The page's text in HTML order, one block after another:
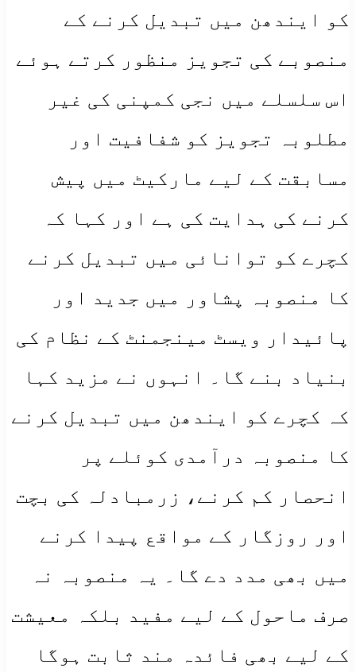
کو ایندھن میں تبدیل کرنے کے
منصوبے کی تجویز منظور کرتے ہوئے
اس سلسلے میں نجی کمپنی کی غیر
مطلوبہ تجویز کو شفافیت اور
مسابقت کے لیے مارکیٹ میں پیش
کرنے کی ہدایت کی ہے اور کہا کہ
کچرے کو توانائی میں تبدیل کرنے
کا منصوبہ پشاور میں جدید اور
پائیدار ویسٹ مینجمنٹ کے نظام کی
بنیاد بنے گا۔ انہوں نے مزید کہا
کہ کچرے کو ایندھن میں تبدیل کرنے
کا منصوبہ درآمدی کوئلے پر
انحصار کم کرنے، زرمبادلہ کی بچت
اور روزگار کے مواقع پیدا کرنے
میں بھی مدد دے گا۔ یہ منصوبہ نہ
صرف ماحول کے لیے مفید بلکہ معیشت
کے لیے بھی فائدہ مند ثابت ہوگا